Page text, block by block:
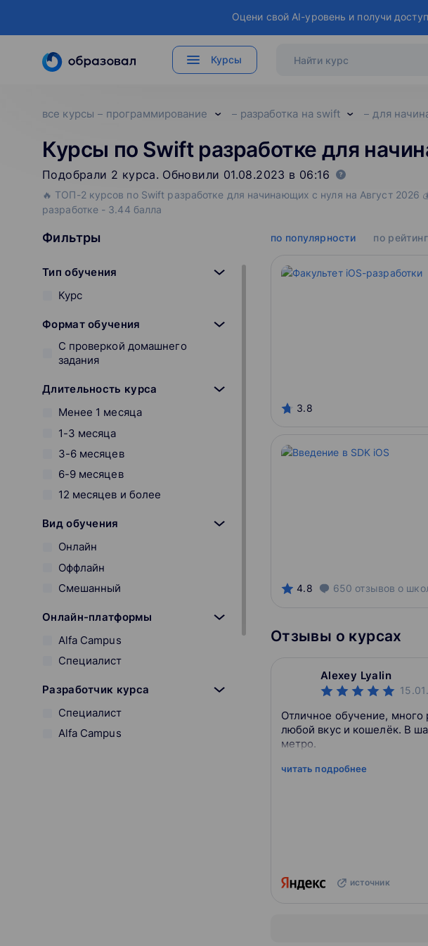
Оцени свой AI-уровень и получи
Курсы
все курсы программирование разработка на swift для
Курсы по Swift разработке для
Подобрали 2 курса. Обновили 01.08.2023 в 06:16
🔥 ТОП-2 курсов по Swift разработке для начинающих с нуля на Август
разработке - 3.44 балла
Фильтры
Тип обучения
Курс
Формат обучения
С проверкой домашнего
задания
Длительность курса
Менее 1 месяца
1-3 месяца
3-6 месяцев
6-9 месяцев
12 месяцев и более
Вид обучения
Онлайн
Оффлайн
Смешанный
Онлайн-платформы
Alfa Campus
Специалист
Разработчик курса
Специалист
Alfa Campus
по популярности по
3.8
4.8 650 отзывов о
Отзывы о курсах
Alexey Lyalin
Отличное обучение, много
любой вкус и кошелёк. В
метро.
читать подробнее
источник